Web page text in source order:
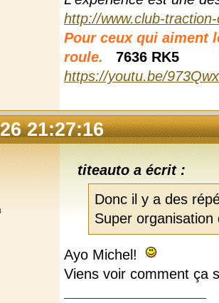
http://www.club-
Pour ceux qui aiment
roule.
7636 RK5
https://youtu.be/
21:27:16
titeauto a écrit :
Donc il y a des
Super
Ayo Michel!
Viens voir comment ça